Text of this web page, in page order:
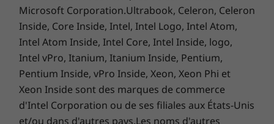
L’ordinateur portable ThinkPad X13 Yoga 2-en-1
vous garde en ligne où que vous alliez. Le WiFi
6 permet des connexions rapides et stables,
même sur les plateformes publiques
surpeuplées ou choisissez la carte LTE en
option qui offre une connexion partout où il y
a un service cellulaire*.
être inférieures à celles attendues.
Couleur
Noir
Ce qui est dans la boîte
ThinkPad X13 Yoga
Adaptateur secteur 65 W
Microsoft Corporation.Ultrabook, Celeron, Celeron
Inside, Core Inside, Intel, Intel Logo, Intel Atom,
Intel Atom Inside, Intel Core, Intel Inside, logo,
Intel vPro, Itanium, Itanium Inside, Pentium,
Pentium Inside, vPro Inside, Xeon, Xeon Phi et
Xeon Inside sont des marques de commerce
d'Intel Corporation ou de ses filiales aux États-Unis
et/ou dans d'autres pays.Les noms d'autres